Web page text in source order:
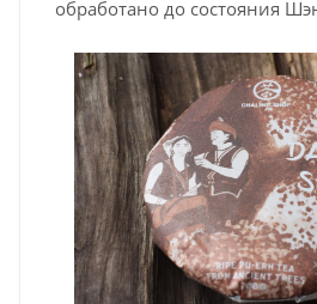
обработано до состояния